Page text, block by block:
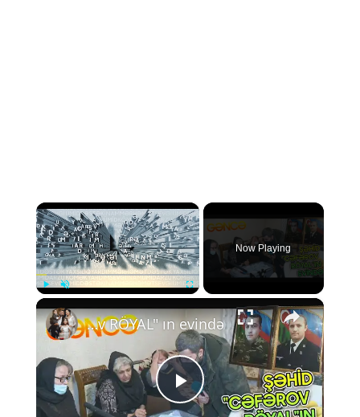
×
Now Playing
×
P
Şəhİd "Cəfərov RÖYAL" ın evində